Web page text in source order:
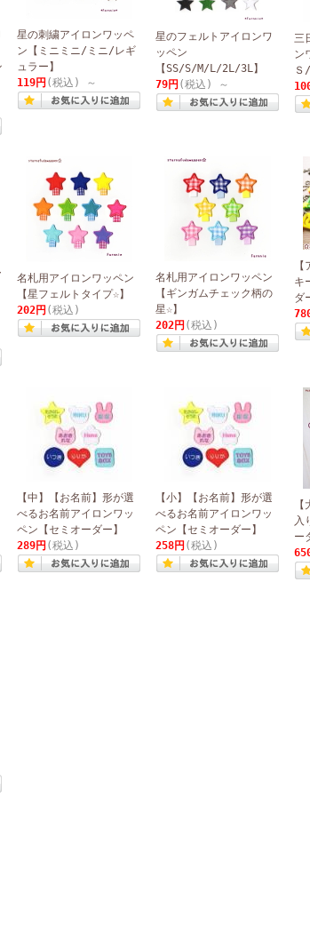
星の刺繍アイロンワッペ
ン【ミニミニ/ミニ/レギ
ュラー】
119円 (税込) ～
星のフェルトアイロンワ
ッペン
【SS/S/M/L/2L/3L】
79円 (税込) ～
三
ン
Ｓ
名札用アイロンワッペン
【星フェルトタイプ☆】
202円 (税込)
名札用アイロンワッペン
【ギンガムチェック柄の
星☆】
202円 (税込)
キ
ダ
【中】【お名前】形が選
べるお名前アイロンワッ
ペン【セミオーダー】
289円 (税込)
【小】【お名前】形が選
べるお名前アイロンワッ
ペン【セミオーダー】
258円 (税込)
入
ー